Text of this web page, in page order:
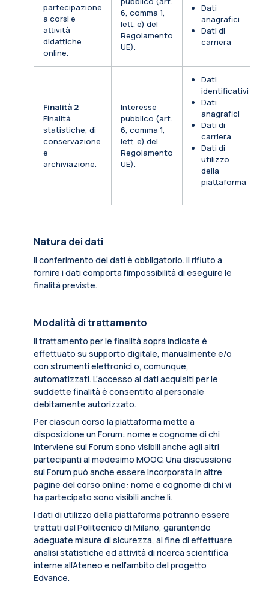
partecipazione
a corsi e
attività
didattiche
online.
6, comma 1,
lett. e) del
Regolamento
UE).
Dati
anagrafici
Dati di
carriera
Finalità 2
Finalità
statistiche, di
conservazione
e
archiviazione.
Interesse
pubblico (art.
6, comma 1,
lett. e) del
Regolamento
UE).
Dati
identificativi
Dati
anagrafici
Dati di
carriera
Dati di
utilizzo
della
piattaforma
Natura dei dati
Il conferimento dei dati è obbligatorio. Il rifiuto a
fornire i dati comporta l'impossibilità di eseguire le
finalità previste.
Modalità di trattamento
Il trattamento per le finalità sopra indicate è
effettuato su supporto digitale, manualmente e/o
con strumenti elettronici o, comunque,
automatizzati. L’accesso ai dati acquisiti per le
suddette finalità è consentito al personale
debitamente autorizzato.
Per ciascun corso la piattaforma mette a
disposizione un Forum: nome e cognome di chi
interviene sul Forum sono visibili anche agli altri
partecipanti al medesimo MOOC. Una discussione
sul Forum può anche essere incorporata in altre
pagine del corso online: nome e cognome di chi vi
ha partecipato sono visibili anche lì.
I dati di utilizzo della piattaforma potranno essere
trattati dal Politecnico di Milano, garantendo
adeguate misure di sicurezza, al fine di effettuare
analisi statistiche ed attività di ricerca scientifica
interne all’Ateneo e nell’ambito del progetto
Edvance.